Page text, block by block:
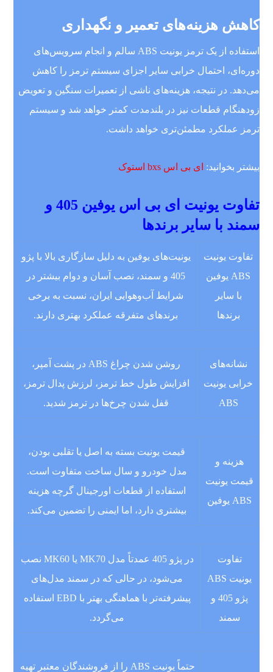
کاهش هزینه‌های تعمیر و نگهداری
استفاده از یک ترمز یونیت ABS سالم و انجام سرویس‌های
دوره‌ای، احتمال خرابی سایر اجزای سیستم ترمز را کاهش
می‌دهد. در نتیجه، هزینه‌های ناشی از تعمیرات سنگین و تعویض
زودهنگام قطعات نیز در بلندمدت کمتر خواهد شد و سیستم
ترمز عملکرد مطمئن‌تری خواهد داشت.
بیشتر بخوانید: ای بی اس bxs استوک
تفاوت یونیت ای بی اس یوفین 405 و
سمند با سایر برندها
تفاوت یونیت
ABS یوفین
با سایر
برندها
یونیت‌های یوفین به دلیل سازگاری بالا با پژو
405 و سمند، نصب آسان و دوام بیشتر در
شرایط آب‌وهوایی ایران، نسبت به برخی
برندهای متفرقه عملکرد بهتری دارند.
نشانه‌های
خرابی یونیت
ABS
روشن شدن چراغ ABS در پشت آمپر،
افزایش طول خط ترمز، لرزش پدال ترمز،
قفل شدن چرخ‌ها در ترمز شدید.
هزینه و
قیمت یونیت
ABS یوفین
قیمت یونیت بسته به اصل یا تقلبی بودن،
مدل خودرو و سال ساخت متفاوت است.
استفاده از قطعات اورجینال گرچه هزینه
بیشتری دارد، اما ایمنی را تضمین می‌کند.
تفاوت
یونیت ABS
پژو 405 و
سمند
در پژو 405 عمدتاً مدل MK70 یا MK60 نصب
می‌شود، در حالی که در سمند مدل‌های
پیشرفته‌تر با هماهنگی بهتر با EBD استفاده
می‌گردد.
حتماً یونیت ABS را از فروشندگان معتبر تهیه